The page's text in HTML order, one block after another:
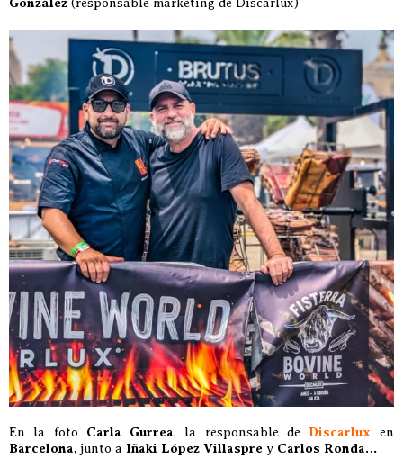
González (responsable marketing de Discarlux)
En la foto Carla Gurrea, la responsable de Discarlux en
Barcelona, junto a Iñaki López Villaspre y Carlos Ronda…